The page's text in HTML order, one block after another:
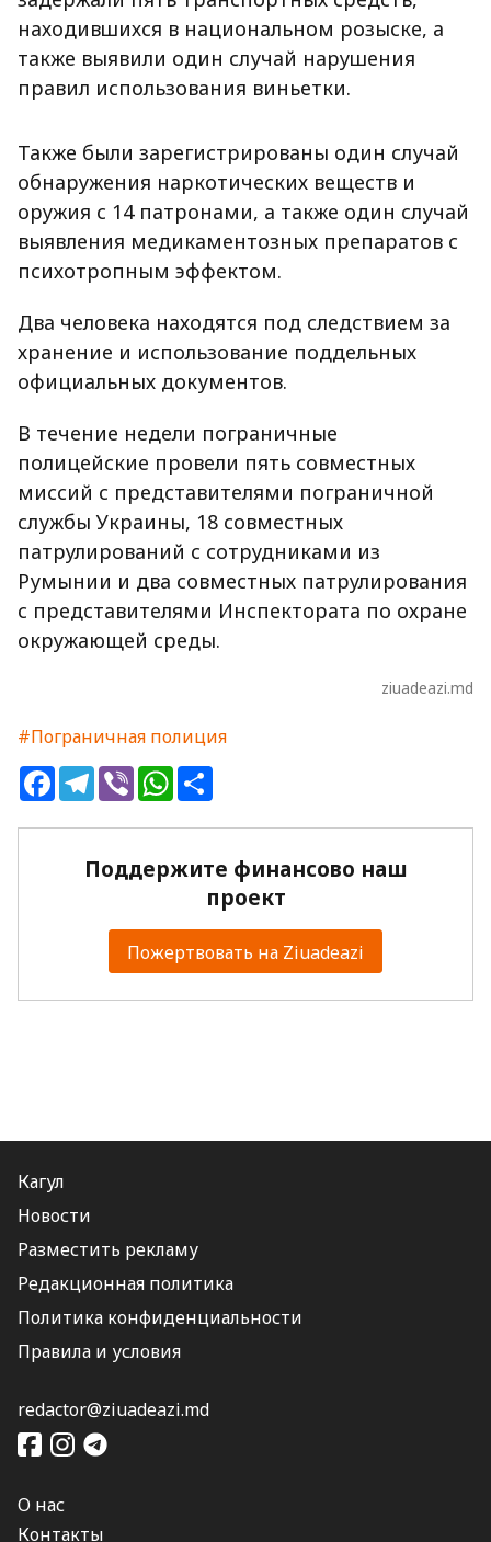
находившихся в национальном розыске, а
также выявили один случай нарушения
правил использования виньетки.
Также были зарегистрированы один случай
обнаружения наркотических веществ и
оружия с 14 патронами, а также один случай
выявления медикаментозных препаратов с
психотропным эффектом.
Два человека находятся под следствием за
хранение и использование поддельных
официальных документов.
В течение недели пограничные
полицейские провели пять совместных
миссий с представителями пограничной
службы Украины, 18 совместных
патрулирований с сотрудниками из
Румынии и два совместных патрулирования
с представителями Инспектората по охране
окружающей среды.
ziuadeazi.md
#Пограничная полиция
FacebookTelegram
ViberWhatsApp
Поддержите финансово наш
проект
Пожертвовать на Ziuadeazi
Кагул
Новости
Разместить рекламу
Редакционная политика
Политика конфиденциальности
Правила и условия
redactor@ziuadeazi.md
О нас
Контакты